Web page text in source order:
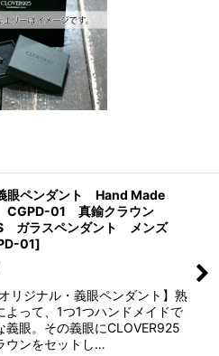
ペンダント Hand Made
CGPD-01 真鍮クラウン
ガラスペンダント メンズ
01]
リジナル・義眼ペンダント】熟
よって、1つ1つハンドメイドで
義眼。その義眼にCLOVER925
ウンをセットし…